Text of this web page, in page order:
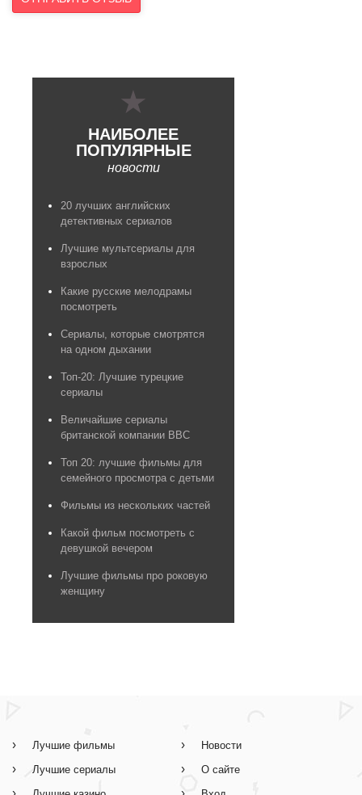
НАИБОЛЕЕ
ПОПУЛЯРНЫЕ
новости
20 лучших английских
детективных сериалов
Лучшие мультсериалы для
взрослых
Какие русские мелодрамы
посмотреть
Сериалы, которые смотрятся
на одном дыхании
Топ-20: Лучшие турецкие
сериалы
Величайшие сериалы
британской компании BBC
Топ 20: лучшие фильмы для
семейного просмотра с детьми
Фильмы из нескольких частей
Какой фильм посмотреть с
девушкой вечером
Лучшие фильмы про роковую
женщину
Лучшие фильмы
Лучшие сериалы
Новости
О сайте